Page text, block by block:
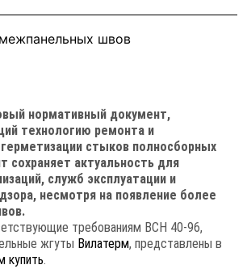
швов
нормативный документ,
технологию ремонта и
стыков полносборных
сохраняет актуальность для
служб эксплуатации и
несмотря на появление более
требованиям ВСН 40-96,
жгуты Вилатерм, представлены в
купить.